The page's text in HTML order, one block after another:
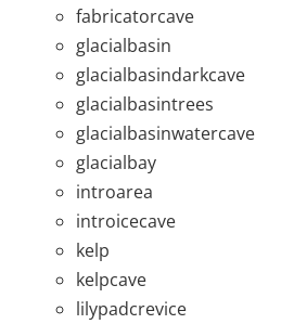
fabricatorcave
glacialbasin
glacialbasindarkcave
glacialbasintrees
glacialbasinwatercave
glacialbay
introarea
introicecave
kelp
kelpcave
lilypadcrevice